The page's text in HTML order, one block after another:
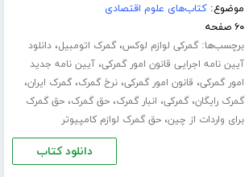
موضوع:کتاب‌های علوم اقتصادی
۶۰ صفحه
برچسب‌ها:گمرکی لوازم لوکس،گمرک اتومبیل،دانلود
آیین نامه اجرایی قانون امور گمرکی،آیین نامه جدید
امور گمرکی، قانون امور گمرکی،نرخ گمرک،گمرک ایران،
گمرک رایگان،گمرکی، انبار گمرک،حق گمرک،حق گمرک
برای واردات از چین،حق گمرک لوازم کامپیوتر
دانلود کتاب